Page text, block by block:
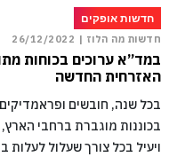
חדשות אופקים
חדשות מה הלוז | 26/12/2022
במד”א ערוכים בכוחות
האזרחית החדשה
בכל שנה, חובשים
בכוננות מוגברת ברחבי
ויעיל בכל צורך שעלול